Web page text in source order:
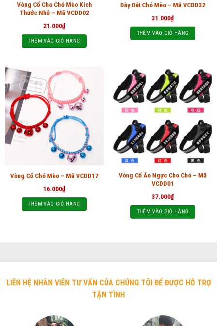
Vòng Cổ Cho Chó Mèo Kích
Thước Nhỏ – Mã VCDD02
21.000₫
THÊM VÀO GIỎ HÀNG
Dây Dắt Chó Mèo – Mã VCDD32
31.000₫
THÊM VÀO GIỎ HÀNG
Vòng Cổ Chó Mèo – Mã VCDD17
16.000₫
THÊM VÀO GIỎ HÀNG
Vòng Cổ Áo Ngực Cho Chó – Mã
VCDD01
37.000₫
THÊM VÀO GIỎ HÀNG
LIÊN HỆ NHÂN VIÊN TƯ VẤN CỦA CHÚNG TÔI ĐỂ ĐƯỢC HỖ TRỢ
TẬN TÌNH